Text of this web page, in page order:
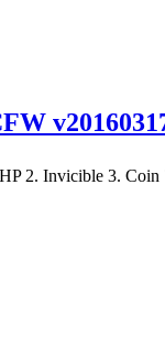
Invicible 3.